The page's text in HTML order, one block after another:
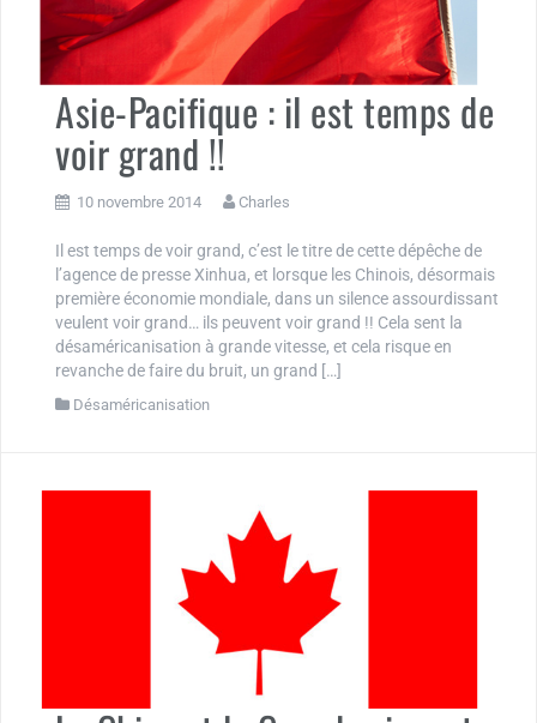
Asie-Pacifique : il est temps de
voir grand !!
10 novembre 2014 Charles
Il est temps de voir grand, c’est le titre de cette dépêche de
l’agence de presse Xinhua, et lorsque les Chinois, désormais
première économie mondiale, dans un silence assourdissant
veulent voir grand… ils peuvent voir grand !! Cela sent la
désaméricanisation à grande vitesse, et cela risque en
revanche de faire du bruit, un grand […]
Désaméricanisation